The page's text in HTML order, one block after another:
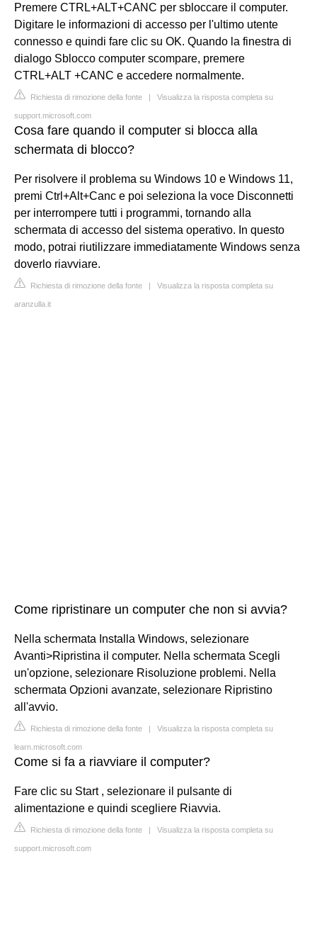
Premere CTRL+ALT+CANC per sbloccare il computer.
Digitare le informazioni di accesso per l'ultimo utente
connesso e quindi fare clic su OK. Quando la finestra di
dialogo Sblocco computer scompare, premere
CTRL+ALT +CANC e accedere normalmente.
Richiesta di rimozione della fonte | Visualizza la risposta completa su
support.microsoft.com
Cosa fare quando il computer si blocca alla
schermata di blocco?
Per risolvere il problema su Windows 10 e Windows 11,
premi Ctrl+Alt+Canc e poi seleziona la voce Disconnetti
per interrompere tutti i programmi, tornando alla
schermata di accesso del sistema operativo. In questo
modo, potrai riutilizzare immediatamente Windows senza
doverlo riavviare.
Richiesta di rimozione della fonte | Visualizza la risposta completa su
aranzulla.it
Come ripristinare un computer che non si avvia?
Nella schermata Installa Windows, selezionare
Avanti>Ripristina il computer. Nella schermata Scegli
un'opzione, selezionare Risoluzione problemi. Nella
schermata Opzioni avanzate, selezionare Ripristino
all'avvio.
Richiesta di rimozione della fonte | Visualizza la risposta completa su
learn.microsoft.com
Come si fa a riavviare il computer?
Fare clic su Start , selezionare il pulsante di
alimentazione e quindi scegliere Riavvia.
Richiesta di rimozione della fonte | Visualizza la risposta completa su
support.microsoft.com